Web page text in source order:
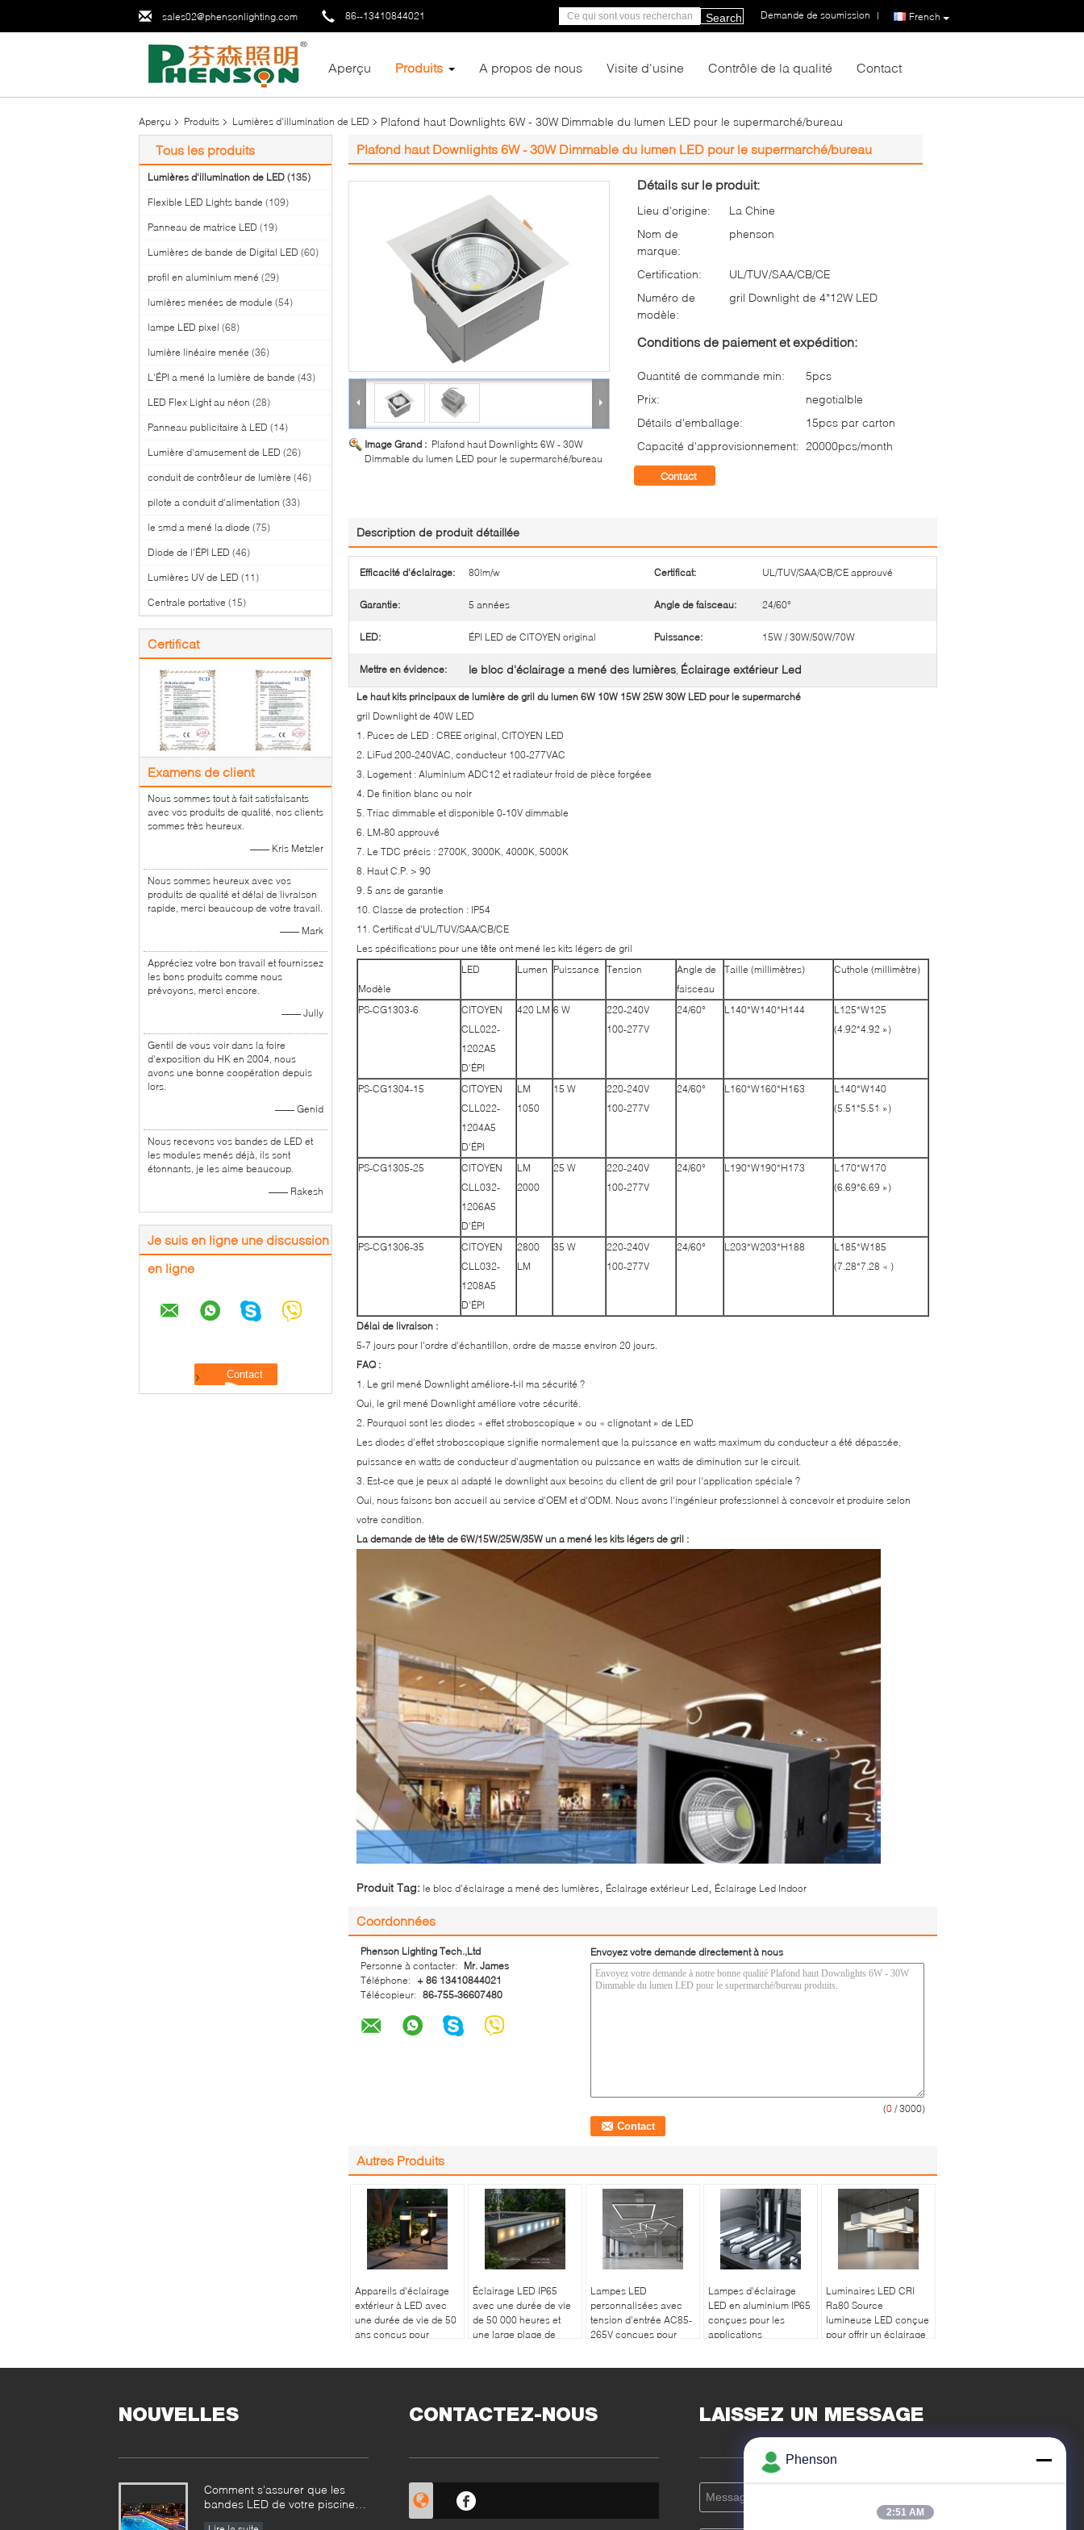
sales02@phensonlighting.com 86--13410844021 French
Demande de soumission |
Search
Aperçu Produits A propos de nous Visite d'usine Contrôle de la qualité Contact
Aperçu Produits Lumières d'illumination de LED Plafond haut Downlights 6W - 30W Dimmable du lumen LED pour le supermarché/bureau
Tous les produits
Lumières d'illumination de LED (135)
Flexible LED Lights bande (109)
Panneau de matrice LED (19)
Lumières de bande de Digital LED (60)
profil en aluminium mené (29)
lumières menées de module (54)
lampe LED pixel (68)
lumière linéaire menée (36)
L'ÉPI a mené la lumière de bande (43)
LED Flex Light au néon (28)
Panneau publicitaire à LED (14)
Lumière d'amusement de LED (26)
conduit de contrôleur de lumière (46)
pilote a conduit d'alimentation (33)
le smd a mené la diode (75)
Diode de l'ÉPI LED (46)
Lumières UV de LED (11)
Centrale portative (15)
Certificat
Examens de client
Nous sommes tout à fait satisfaisants
avec vos produits de qualité, nos clients
sommes très heureux.
—— Kris Metzler
Nous sommes heureux avec vos
produits de qualité et délai de livraison
rapide, merci beaucoup de votre travail.
—— Mark
Appréciez votre bon travail et fournissez
les bons produits comme nous
prévoyons, merci encore.
—— Jully
Gentil de vous voir dans la foire
d'exposition du HK en 2004, nous
avons une bonne coopération depuis
lors.
—— Genid
Nous recevons vos bandes de LED et
les modules menés déjà, ils sont
étonnants, je les aime beaucoup.
—— Rakesh
Je suis en ligne une discussion
en ligne
Plafond haut Downlights 6W - 30W Dimmable du lumen LED pour le supermarché/bureau
Image Grand : Plafond haut Downlights 6W - 30W
Dimmable du lumen LED pour le supermarché/bureau
Détails sur le produit:
Lieu d'origine:
La Chine
Nom de
marque:
phenson
Certification:
UL/TUV/SAA/CB/CE
Numéro de
modèle:
gril Downlight de 4*12W LED
Conditions de paiement et expédition:
Quantité de commande min:
5pcs
Prix:
negotialble
Détails d'emballage:
15pcs par carton
Capacité d'approvisionnement: 20000pcs/month
Contact
Description de produit détaillée
Efficacité d'éclairage: 80lm/w Certificat: UL/TUV/SAA/CB/CE approuvé
Garantie: 5 années Angle de faisceau: 24/60°
LED: ÉPI LED de CITOYEN original Puissance: 15W / 30W/50W/70W
Mettre en évidence: le bloc d'éclairage a mené des lumières, Éclairage extérieur Led
Le haut kits principaux de lumière de gril du lumen 6W 10W 15W 25W 30W LED pour le supermarché
gril Downlight de 40W LED
1. Puces de LED : CREE original, CITOYEN LED
2. LiFud 200-240VAC, conducteur 100-277VAC
3. Logement : Aluminium ADC12 et radiateur froid de pièce forgéee
4. De finition blanc ou noir
5. Triac dimmable et disponible 0-10V dimmable
6. LM-80 approuvé
7. Le TDC précis : 2700K, 3000K, 4000K, 5000K
8. Haut C.P. > 90
9. 5 ans de garantie
10. Classe de protection : IP54
11. Certificat d'UL/TUV/SAA/CB/CE
Les spécifications pour une tête ont mené les kits légers de gril
Modèle
LED Lumen Puissance Tension
Angle de
faisceau
Taille (millimètres) Cuthole (millimètre)
PS-CG1303-6
CITOYEN
CLL022-
1202A5
D'ÉPI
420 LM 6 W
220-240V
100-277V
24/60° L140*W140*H144
L125*W125
(4.92*4.92 »)
PS-CG1304-15
CITOYEN
CLL022-
1204A5
D'ÉPI
LM
1050
15 W
220-240V
100-277V
24/60° L160*W160*H163
L140*W140
(5.51*5.51 »)
PS-CG1305-25
CITOYEN
CLL032-
1206A5
D'ÉPI
LM
2000
25 W
220-240V
100-277V
24/60° L190*W190*H173
L170*W170
(6.69*6.69 »)
PS-CG1306-35
CITOYEN
CLL032-
1208A5
D'ÉPI
2800
LM
35 W
220-240V
100-277V
24/60° L203*W203*H188
L185*W185
(7.28*7.28 « )
Délai de livraison :
5-7 jours pour l'ordre d'échantillon, ordre de masse environ 20 jours.
FAQ :
1. Le gril mené Downlight améliore-t-il ma sécurité ?
Oui, le gril mené Downlight améliore votre sécurité.
2. Pourquoi sont les diodes « effet stroboscopique » ou « clignotant » de LED
Les diodes d'effet stroboscopique signifie normalement que la puissance en watts maximum du conducteur a été dépassée,
puissance en watts de conducteur d'augmentation ou puissance en watts de diminution sur le circuit.
3. Est-ce que je peux ai adapté le downlight aux besoins du client de gril pour l'application spéciale ?
Oui, nous faisons bon accueil au service d'OEM et d'ODM. Nous avons l'ingénieur professionnel à concevoir et produire selon
votre condition.
La demande de tête de 6W/15W/25W/35W un a mené les kits légers de gril :
Produit Tag: le bloc d'éclairage a mené des lumières Éclairage extérieur Led Éclairage Led Indoor
Coordonnées
Phenson Lighting Tech.,Ltd
Personne à contacter:
Mr. James
Téléphone:
+ 86 13410844021
Télécopieur: 86-755-36607480
Envoyez votre demande directement à nous
(0 / 3000)
Autres Produits
Appareils d'éclairage
extérieur à LED avec
une durée de vie de 50
ans conçus pour
Éclairage LED IP65
avec une durée de vie
de 50 000 heures et
une large plage de
Lampes LED
personnalisées avec
tension d'entrée AC85-
265V conçues pour
Lampes d'éclairage
LED en aluminium IP65
conçues pour les
applications
Luminaires LED CRI
Ra80 Source
lumineuse LED conçue
pour offrir un éclairage
NOUVELLES
Comment s'assurer que les
bandes LED de votre piscine
CONTACTEZ-NOUS LAISSEZ UN MESSAGE
Phenson
2:51 AM